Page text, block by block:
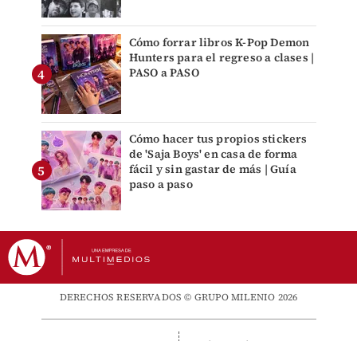
Cómo forrar libros K-Pop Demon
Hunters para el regreso a clases |
PASO a PASO
Cómo hacer tus propios stickers
de 'Saja Boys' en casa de forma
fácil y sin gastar de más | Guía
paso a paso
DERECHOS RESERVADOS © GRUPO MILENIO 2026